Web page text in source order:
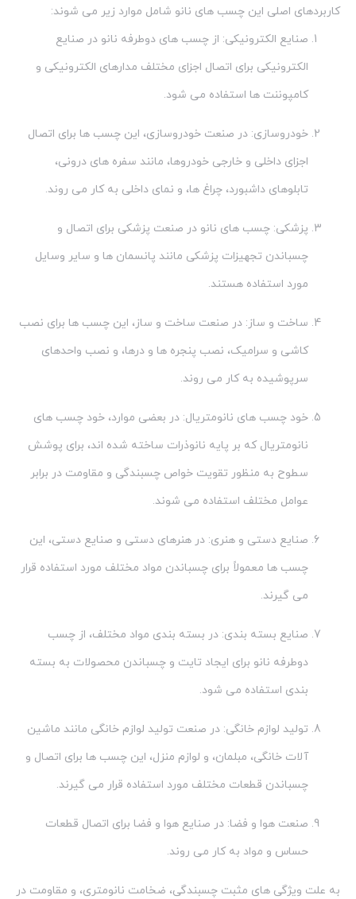
کاربردهای اصلی این چسب های نانو شامل موارد زیر می شوند:
صنایع الکترونیکی: از چسب های دوطرفه نانو در صنایع
الکترونیکی برای اتصال اجزای مختلف مدارهای الکترونیکی و
کامپوننت ها استفاده می شود.
خودروسازی: در صنعت خودروسازی، این چسب ها برای اتصال
اجزای داخلی و خارجی خودروها، مانند سفره های درونی،
تابلوهای داشبورد، چراغ ها، و نمای داخلی به کار می روند.
پزشکی: چسب های نانو در صنعت پزشکی برای اتصال و
چسباندن تجهیزات پزشکی مانند پانسمان ها و سایر وسایل
مورد استفاده هستند.
ساخت و ساز: در صنعت ساخت و ساز، این چسب ها برای نصب
کاشی و سرامیک، نصب پنجره ها و درها، و نصب واحدهای
سرپوشیده به کار می روند.
خود چسب های نانومتریال: در بعضی موارد، خود چسب های
نانومتریال که بر پایه نانوذرات ساخته شده اند، برای پوشش
سطوح به منظور تقویت خواص چسبندگی و مقاومت در برابر
عوامل مختلف استفاده می شوند.
صنایع دستی و هنری: در هنرهای دستی و صنایع دستی، این
چسب ها معمولاً برای چسباندن مواد مختلف مورد استفاده قرار
می گیرند.
صنایع بسته بندی: در بسته بندی مواد مختلف، از چسب
دوطرفه نانو برای ایجاد تایت و چسباندن محصولات به بسته
بندی استفاده می شود.
تولید لوازم خانگی: در صنعت تولید لوازم خانگی مانند ماشین
آلات خانگی، مبلمان، و لوازم منزل، این چسب ها برای اتصال و
چسباندن قطعات مختلف مورد استفاده قرار می گیرند.
صنعت هوا و فضا: در صنایع هوا و فضا برای اتصال قطعات
حساس و مواد به کار می روند.
به علت ویژگی های مثبت چسبندگی، ضخامت نانومتری، و مقاومت در